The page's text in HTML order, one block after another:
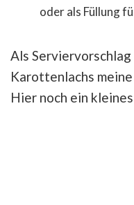
oder als Füllung
Als
Karottenlachs meine
Hier noch ein